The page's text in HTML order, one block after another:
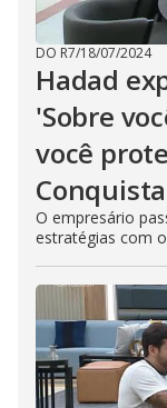
DO R7/18/07/2024
Hadad
'Sobre
você
Conquista
O empresário
estratégias com